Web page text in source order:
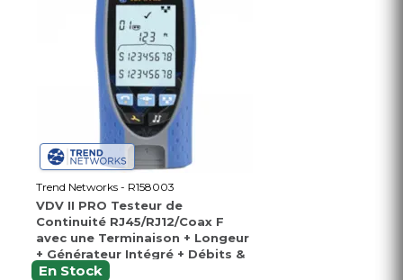
Trend Networks - R158003
VDV II PRO Testeur de
Continuité RJ45/RJ12/Coax F
avec une Terminaison + Longeur
+ Générateur Intégré + Débits &
PoE
En Stock